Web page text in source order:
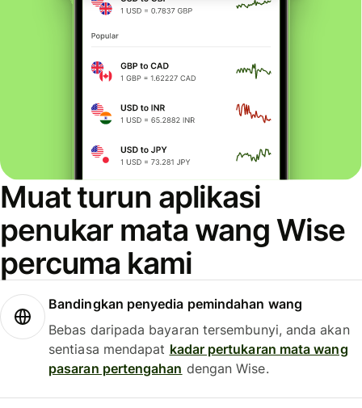
Muat turun aplikasi
penukar mata wang Wise
percuma kami
Bandingkan penyedia pemindahan wang
Bebas daripada bayaran tersembunyi, anda akan
sentiasa mendapat kadar pertukaran mata wang
pasaran pertengahan dengan Wise.